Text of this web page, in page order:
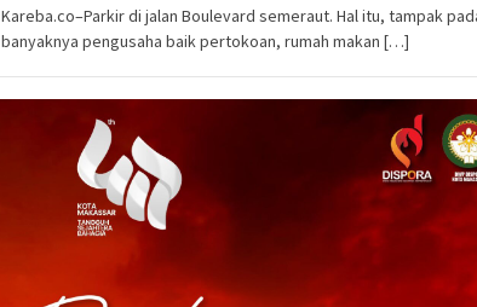
Kareba.co–Parkir di jalan Boulevard semeraut. Hal itu, tampak
banyaknya pengusaha baik pertokoan, rumah makan […]